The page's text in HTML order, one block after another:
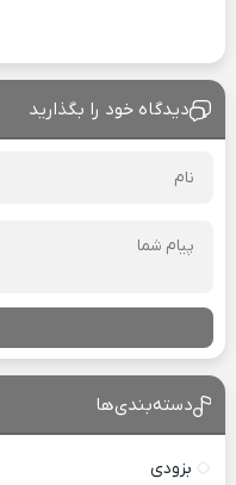
دیدگاه خود را بگذارید
دسته‌بندی‌ها
بزودی